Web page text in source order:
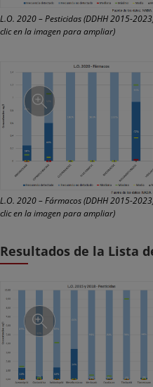
L.O. 2020 – Pesticidas (DDHH 2015-
clic en la imagen para ampliar)
L.O. 2020 – Fármacos (DDHH 2015-
clic en la imagen para ampliar)
Resultados de la Lista